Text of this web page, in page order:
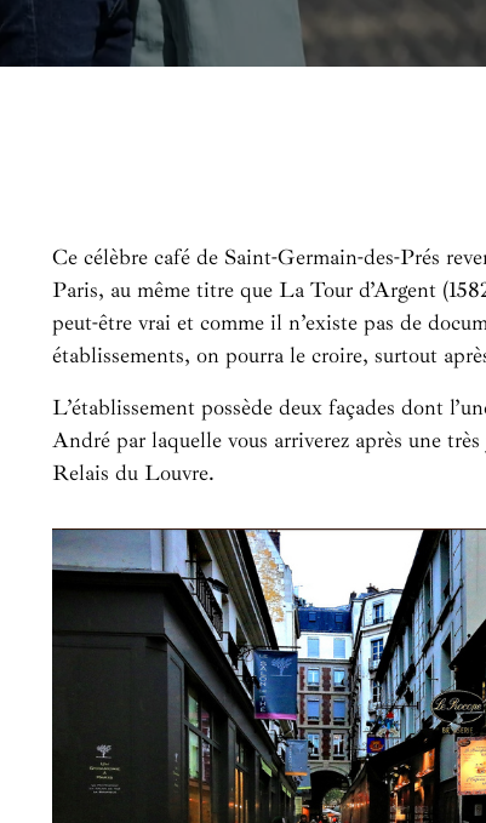
Ce célèbre café de Saint-Germain-des-Prés
Paris, au même titre que La Tour d’Argent
peut-être vrai et comme il n’existe pas de
établissements, on pourra le croire, surtout
L’établissement possède deux façades dont
André par laquelle vous arriverez après une
Relais du Louvre.